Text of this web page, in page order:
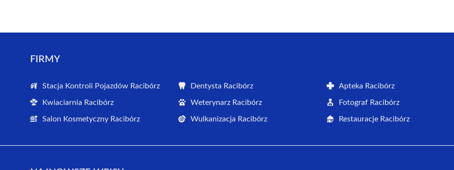
FIRMY
Stacja Kontroli Pojazdów Racibórz Dentysta Racibórz Apteka Racibórz
Kwiaciarnia Racibórz Weterynarz Racibórz Fotograf Racibórz
Salon Kosmetyczny Racibórz Wulkanizacja Racibórz Restauracje Racibórz